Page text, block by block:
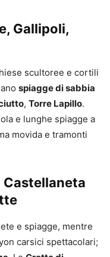
Gallipoli,
scultoree e cortili
spiagge di sabbia
, Torre Lapillo.
e lunghe spiagge a
movida e tramonti
Castellaneta
e spiagge, mentre
carsici spettacolari;